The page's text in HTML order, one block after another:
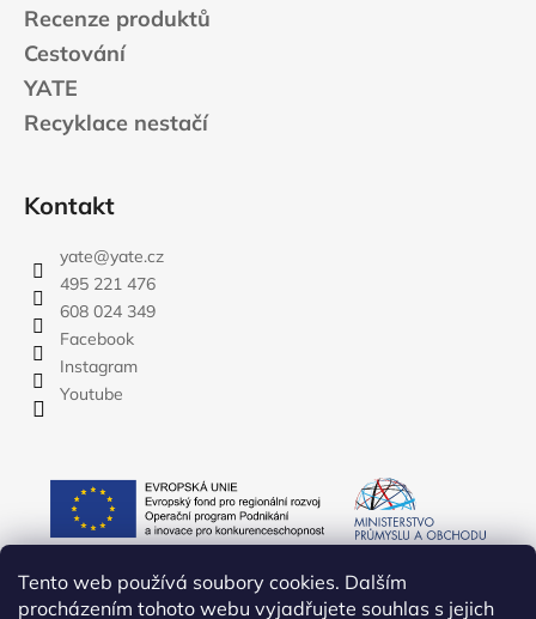
Tento web používá soubory cookies. Dalším
procházením tohoto webu vyjadřujete souhlas s jejich
Recenze produktů
Cestování
YATE
Recyklace nestačí
Kontakt
yate@yate.cz
495 221 476
608 024 349
Facebook
Instagram
Youtube